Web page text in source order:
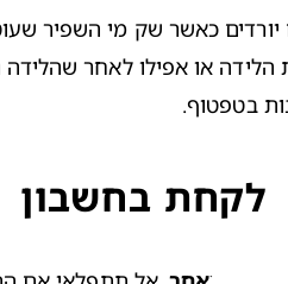
כאשר שק מי השפיר
בטפטוף.
לקחת בחשבון